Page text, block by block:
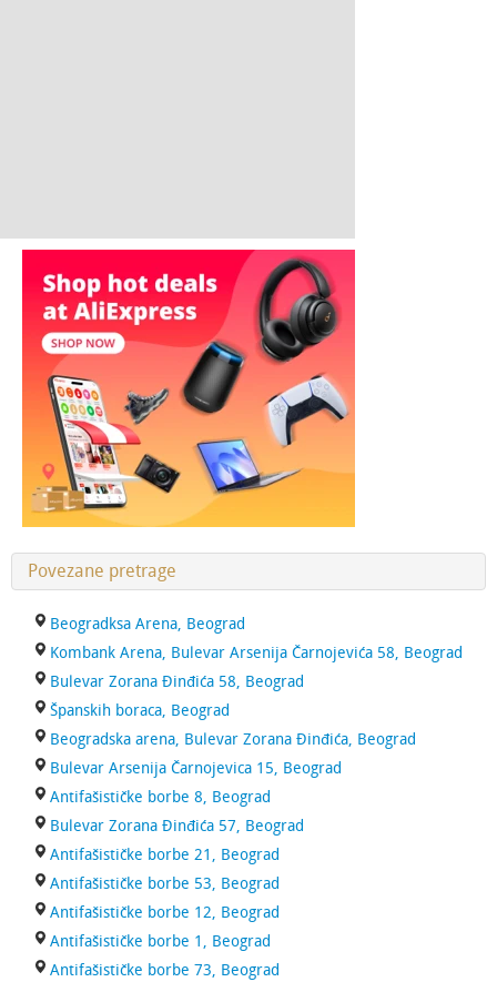
Povezane pretrage
Beogradksa Arena, Beograd
Kombank Arena, Bulevar Arsenija Čarnojevića 58, Beograd
Bulevar Zorana Đinđića 58, Beograd
Španskih boraca, Beograd
Beogradska arena, Bulevar Zorana Đinđića, Beograd
Bulevar Arsenija Čarnojevica 15, Beograd
Antifašističke borbe 8, Beograd
Bulevar Zorana Đinđića 57, Beograd
Antifašističke borbe 21, Beograd
Antifašističke borbe 53, Beograd
Antifašističke borbe 12, Beograd
Antifašističke borbe 1, Beograd
Antifašističke borbe 73, Beograd